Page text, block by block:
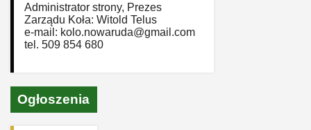
Administrator strony, Prezes
Zarządu Koła: Witold Telus
e-mail: kolo.nowaruda@gmail.com
tel. 509 854 680
Ogłoszenia